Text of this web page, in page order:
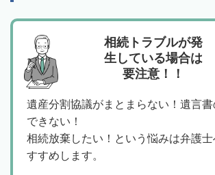
相続トラブルが発
生している場合は
要注意！！
遺産分割協議がまとまらない！遺言
できない！
相続放棄したい！という悩みは弁護
すすめします。